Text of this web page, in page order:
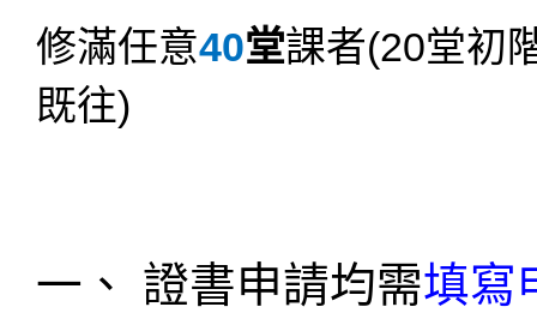
修滿任意40堂課者(20堂初
既往)
一、 證書申請均需填寫